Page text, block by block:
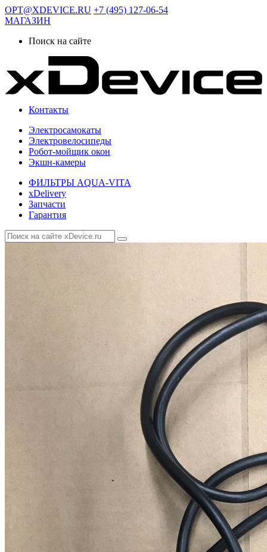
OPT@XDEVICE.RU +7 (495) 127-06-54
МАГАЗИН
Поиск на сайте
Контакты
Электросамокаты
Электровелосипеды
Робот-мойщик окон
Экшн-камеры
ФИЛЬТРЫ AQUA-VITA
xDelivery
Запчасти
Гарантия